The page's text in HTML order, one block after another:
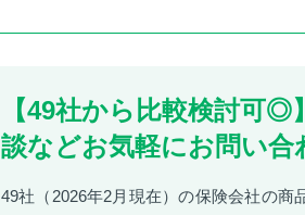
【49社から比較検討可
談などお気軽にお問い合
49社（2026年2月現在）の保険会社の